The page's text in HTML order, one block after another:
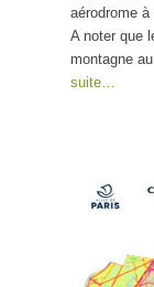
aérodrome
A noter que
montagne
suite…